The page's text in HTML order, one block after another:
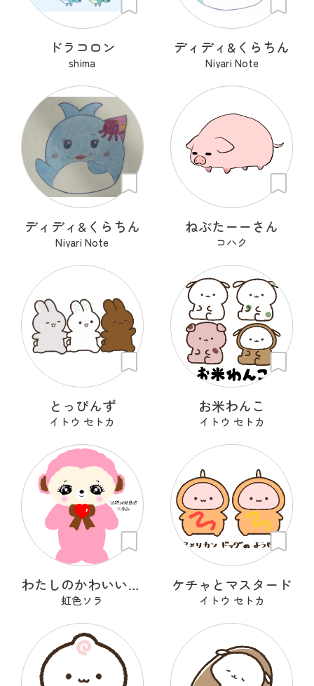
ドラコロン
shima
ディディ&くらちん
Niyari Note
ディディ&くらちん
Niyari Note
ねぶたーーさん
コハク
とっぴんず
イトウ セトカ
お米わんこ
イトウ セトカ
わたしのかわいいせかい
虹色ソラ
ケチャとマスタード
イトウ セトカ